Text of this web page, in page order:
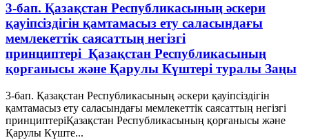
3-бап. Қазақстан Республикасының әскери
қауіпсіздігін қамтамасыз ету саласындағы
мемлекеттік саясаттың негізгі
принциптері Қазақстан Республикасының
қорғанысы және Қарулы Күштері туралы Заңы
3-бап. Қазақстан Республикасының әскери қауіпсіздігін
қамтамасыз ету саласындағы мемлекеттік саясаттың негізгі
принциптеріҚазақстан Республикасының қорғанысы және
Қарулы Күште...